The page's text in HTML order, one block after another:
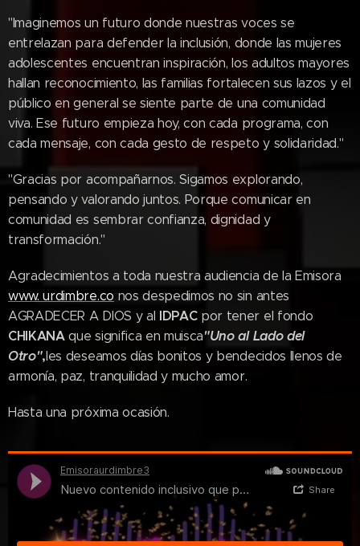
"Imaginemos un futuro donde nuestras voces se
entrelazan para defender la inclusión, donde las mujeres
adolescentes encuentran inspiración, los adultos mayores
hallan reconocimiento, las familias fortalecen sus lazos y el
público en general se siente parte de una comunidad
viva. Ese futuro empieza hoy, con cada programa, con
cada mensaje, con cada gesto de respeto y solidaridad."
"Gracias por acompañarnos. Sigamos explorando,
pensando y valorando juntos. Porque comunicar en
comunidad es sembrar confianza, dignidad y
transformación."
Agradecimientos a toda nuestra audiencia de la Emisora
www. urdimbre.co nos despedimos no sin antes
AGRADECER A DIOS y al IDPACpor tener el fondo
CHIKANAque significa en muisca"Uno al Lado del
Otro",les deseamos días bonitos y bendecidos llenos de
armonía, paz, tranquilidad y mucho amor.
Hasta una próxima ocasión.